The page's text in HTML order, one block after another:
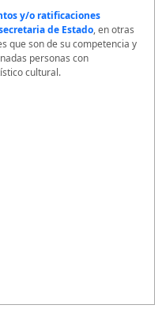
y/o ratificaciones
de Estado, en otras
que son de su competencia y
personas con
cultural.